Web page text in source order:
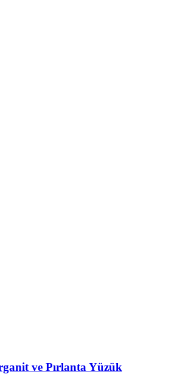
ve Pırlanta Yüzük